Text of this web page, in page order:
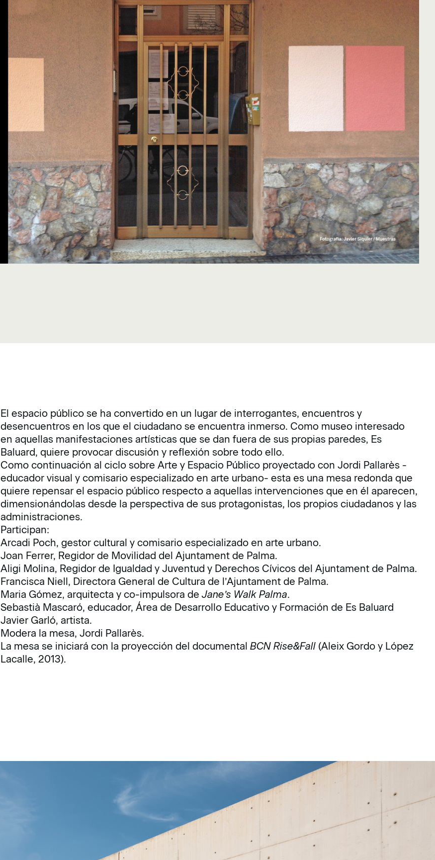
El espacio público se ha convertido en un lugar de interrogantes, encuentros y
desencuentros en los que el ciudadano se encuentra inmerso. Como museo interesado
en aquellas manifestaciones artísticas que se dan fuera de sus propias paredes, Es
Baluard, quiere provocar discusión y reflexión sobre todo ello.
Como continuación al ciclo sobre Arte y Espacio Público proyectado con Jordi Pallarès -
educador visual y comisario especializado en arte urbano- esta es una mesa redonda que
quiere repensar el espacio público respecto a aquellas intervenciones que en él aparecen,
dimensionándolas desde la perspectiva de sus protagonistas, los propios ciudadanos y las
administraciones.
Participan:
Arcadi Poch, gestor cultural y comisario especializado en arte urbano.
Joan Ferrer, Regidor de Movilidad del Ajuntament de Palma.
Aligi Molina, Regidor de Igualdad y Juventud y Derechos Cívicos del Ajuntament de Palma.
Francisca Niell, Directora General de Cultura de l’Ajuntament de Palma.
Maria Gómez, arquitecta y co-impulsora deJane’s Walk Palma.
Sebastià Mascaró, educador, Área de Desarrollo Educativo y Formación de Es Baluard
Javier Garló, artista.
Modera la mesa, Jordi Pallarès.
La mesa se iniciará con la proyección del documentalBCN Rise&Fall (Aleix Gordo y López
Lacalle, 2013).